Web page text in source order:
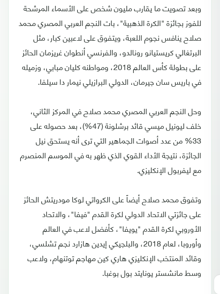
وبعد تصويت ما يقارب مليون شخص على الأسماء المرشحة
للفوز بجائزة "الكرة الذهبية"، بات النجم العربي المصري محمد
صلاح ينافس نجوم اللعبة، ويتفوق على لاعبين كبار، مثل
البرتغالي كريستيانو رونالدو، والفرنسي أنطوان غريزمان الحائز
على بطولة كأس العالم 2018، ومواطنه كليان مبابي، وزميله
في باريس سان جيرمان، الدولي البرازيلي نيمار دا سيلفا.
وحل النجم العربي المصري محمد صلاح في المركز الثاني،
خلف ليونيل ميسي قائد برشلونة (47%)، بعد حصوله على
33% من عدد أصوات الجماهير التي ترى أنه يستحق نيل
الجائزة، نتيجة الأداء القوي الذي ظهر به في الموسم المنصرم
مع ليفربول الإنكليزي.
وتفوق محمد صلاح أيضاً على الكرواتي لوكا مودريتش الحائز
على جائزتي الاتحاد الدولي لكرة القدم "فيفا"، والاتحاد
الأوروبي لكرة القدم "يويفا"، كأفضل لاعب في العالم
وأوروبا، لعام 2018، والبلجيكي إيدين هازارد نجم تشلسي،
وقائد المنتخب الإنكليزي هاري كين مهاجم توتنهام، ولاعب
وسط مانشستر يونايتد بول بوغبا.